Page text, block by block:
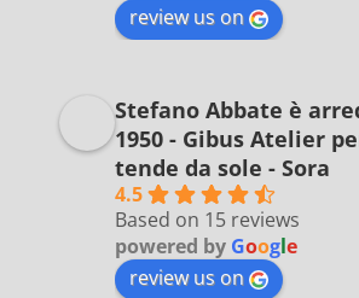
review us on
Stefano Abbate è
1950 - Gibus Atelier
tende da sole - Sora
4.5
Based on 15 reviews
powered by Google
review us on